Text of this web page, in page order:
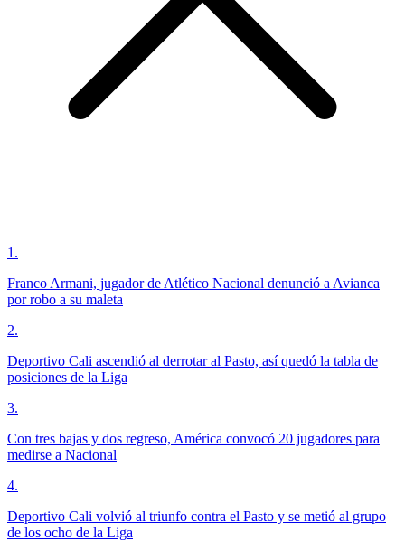
1 .
Franco Armani, jugador de Atlético Nacional denunció a Avianca
por robo a su maleta
2.
Deportivo Cali ascendió al derrotar al Pasto, así quedó la tabla de
posiciones de la Liga
3.
Con tres bajas y dos regreso, América convocó 20 jugadores para
medirse a Nacional
4.
Deportivo Cali volvió al triunfo contra el Pasto y se metió al grupo
de los ocho de la Liga